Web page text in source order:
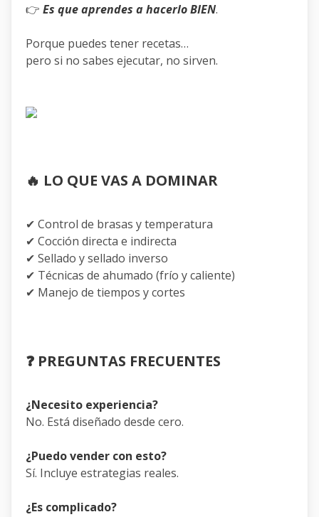
👉 Es que aprendes a hacerlo BIEN.
Porque puedes tener recetas…
pero si no sabes ejecutar, no sirven.
🔥 LO QUE VAS A DOMINAR
✔ Control de brasas y temperatura
✔ Cocción directa e indirecta
✔ Sellado y sellado inverso
✔ Técnicas de ahumado (frío y caliente)
✔ Manejo de tiempos y cortes
❓ PREGUNTAS FRECUENTES
¿Necesito experiencia?
No. Está diseñado desde cero.
¿Puedo vender con esto?
Sí. Incluye estrategias reales.
¿Es complicado?